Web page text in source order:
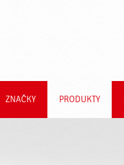
ZNAČKY PRODUKTY